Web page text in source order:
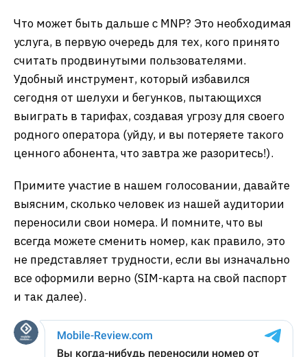
Что может быть дальше с MNP? Это необходимая
услуга, в первую очередь для тех, кого принято
считать продвинутыми пользователями.
Удобный инструмент, который избавился
сегодня от шелухи и бегунков, пытающихся
выиграть в тарифах, создавая угрозу для своего
родного оператора (уйду, и вы потеряете такого
ценного абонента, что завтра же разоритесь!).
Примите участие в нашем голосовании, давайте
выясним, сколько человек из нашей аудитории
переносили свои номера. И помните, что вы
всегда можете сменить номер, как правило, это
не представляет трудности, если вы изначально
все оформили верно (SIM-карта на свой паспорт
и так далее).